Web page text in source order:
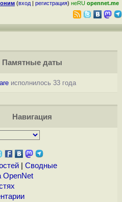
(вход | регистрация) неRU opennet.me
Памятные даты
исполнилось 33 года
Навигация
| Сводные
OpenNet